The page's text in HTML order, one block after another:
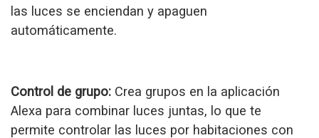
las luces se enciendan y apaguen
automáticamente.
Control de grupo: Crea grupos en la aplicación
Alexa para combinar luces juntas, lo que te
permite controlar las luces por habitaciones con